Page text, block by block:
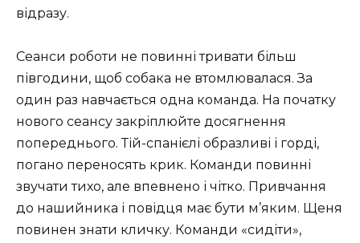
відразу.
Сеанси роботи не повинні тривати більш
півгодини, щоб собака не втомлювалася. За
один раз навчається одна команда. На початку
нового сеансу закріплюйте досягнення
попереднього. Тій-спанієлі образливі і горді,
погано переносять крик. Команди повинні
звучати тихо, але впевнено і чітко. Привчання
до нашийника і повідця має бути м’яким. Щеня
повинен знати кличку. Команди «сидіти»,